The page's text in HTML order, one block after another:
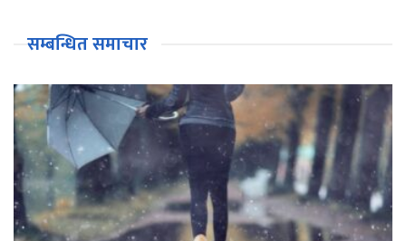
सम्बन्धित समाचार